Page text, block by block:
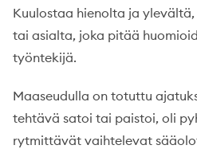
Kuulostaa hienolta ja
tai asialta, joka pitää
työntekijä.
Maaseudulla on totuttu
tehtävä satoi tai paistoi, oli
rytmittävät vaihtelevat